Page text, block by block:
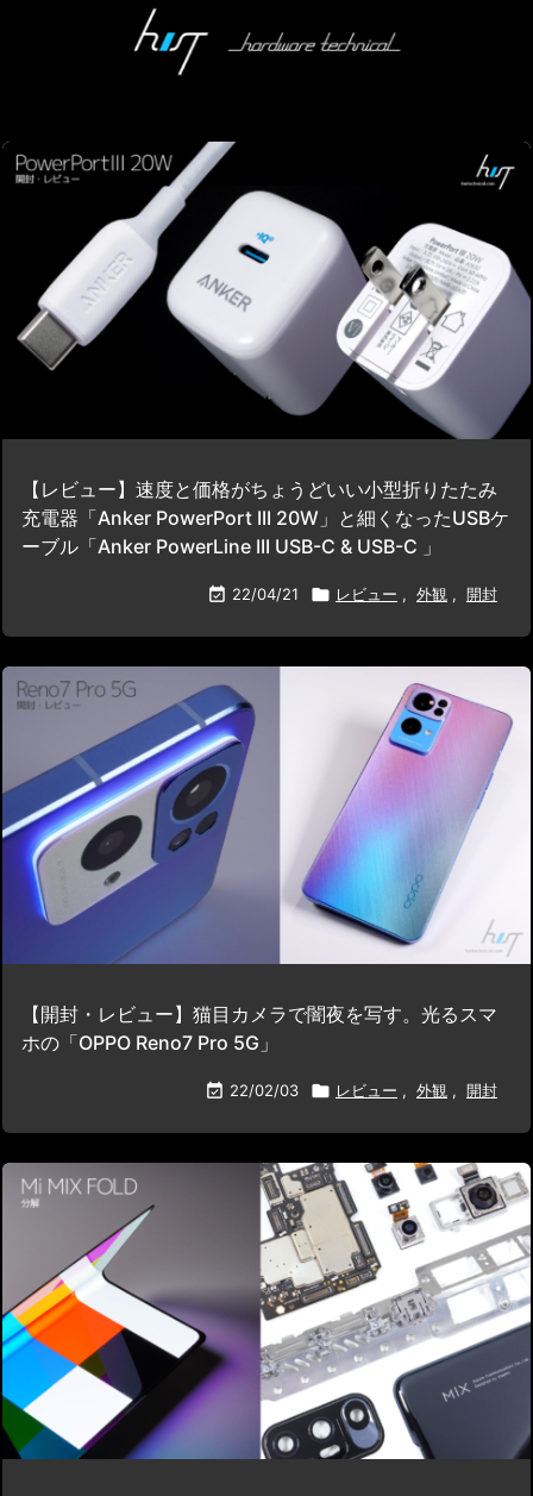
【レビュー】速度と価格がちょうどいい小型折りたたみ
充電器「Anker PowerPort III 20W」と細くなったUSBケ
ーブル「Anker PowerLine III USB-C & USB-C 」
 22/04/21  レビュー , 外観 , 開封
【開封・レビュー】猫目カメラで闇夜を写す。光るスマ
ホの「OPPO Reno7 Pro 5G」
 22/02/03  レビュー , 外観 , 開封